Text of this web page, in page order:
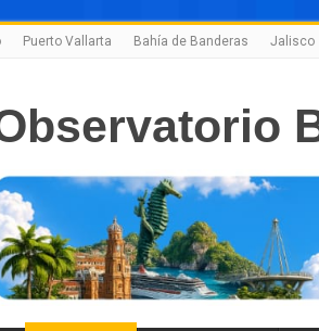
Puerto Vallarta Bahía de Banderas Jalisco